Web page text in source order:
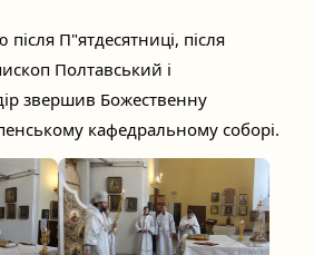
П"ятдесятниці, після
Полтавський і
звершив Божественну
кафедральному соборі.